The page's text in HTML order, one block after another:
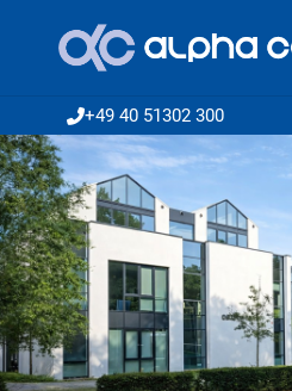
+49 40 51302 300